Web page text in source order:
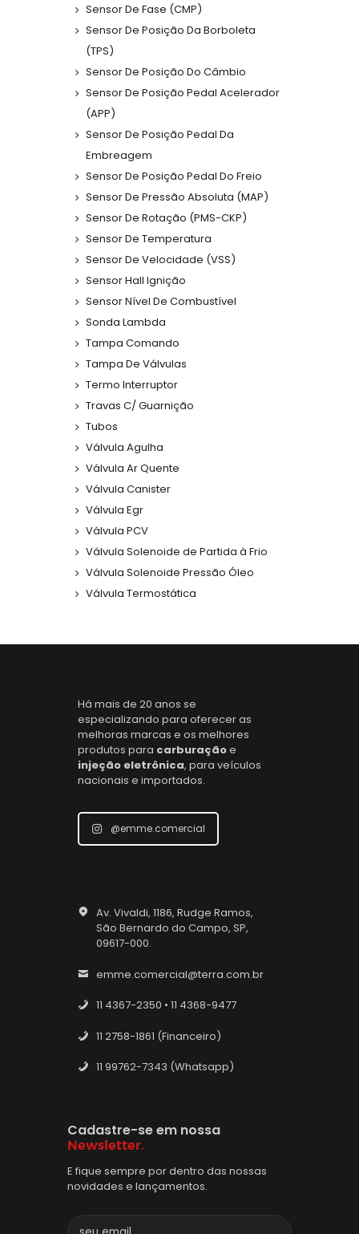
Sensor De Fase (CMP)
Sensor De Posição Da Borboleta
(TPS)
Sensor De Posição Do Câmbio
Sensor De Posição Pedal Acelerador
(APP)
Sensor De Posição Pedal Da
Embreagem
Sensor De Posição Pedal Do Freio
Sensor De Pressão Absoluta (MAP)
Sensor De Rotação (PMS-CKP)
Sensor De Temperatura
Sensor De Velocidade (VSS)
Sensor Hall Ignição
Sensor Nível De Combustível
Sonda Lambda
Tampa Comando
Tampa De Válvulas
Termo Interruptor
Travas C/ Guarnição
Tubos
Válvula Agulha
Válvula Ar Quente
Válvula Canister
Válvula Egr
Válvula PCV
Válvula Solenoide de Partida à Frio
Válvula Solenoide Pressão Óleo
Válvula Termostática
Há mais de 20 anos se
especializando para oferecer as
melhoras marcas e os melhores
produtos para carburaçãoe
injeção eletrônica, para veículos
nacionais e importados.
@emme.comercial
Av. Vivaldi, 1186, Rudge Ramos,
São Bernardo do Campo, SP,
09617-000.
emme.comercial@terra.com.br
11 4367-2350 • 11 4368-9477
11 2758-1861 (Financeiro)
11 99762-7343 (Whatsapp)
Cadastre-se em nossa
Newsletter.
E fique sempre por dentro das nossas
novidades e lançamentos.